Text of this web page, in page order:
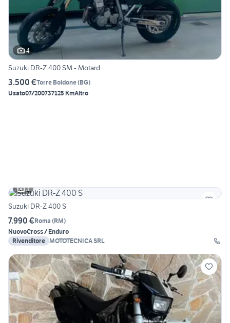
4
Suzuki DR-Z 400 SM - Motard
3.500 €Torre Boldone(BG)
Usato07/200737125 KmAltro
3
Suzuki DR-Z 400 S
7.990 €Roma (RM)
NuovoCross / Enduro
Rivenditore MOTOTECNICA SRL